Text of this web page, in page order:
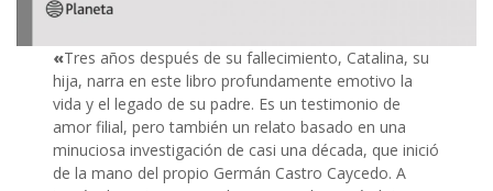
«Tres años después de su fallecimiento, Catalina, su
hija, narra en este libro profundamente emotivo la
vida y el legado de su padre. Es un testimonio de
amor filial, pero también un relato basado en una
minuciosa investigación de casi una década, que inició
de la mano del propio Germán Castro Caycedo. A